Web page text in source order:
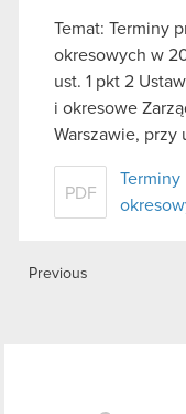
Temat: Terminy
okresowych w
ust. 1 pkt 2
i okresowe
Warszawie,
PDF
Terminy
Previous